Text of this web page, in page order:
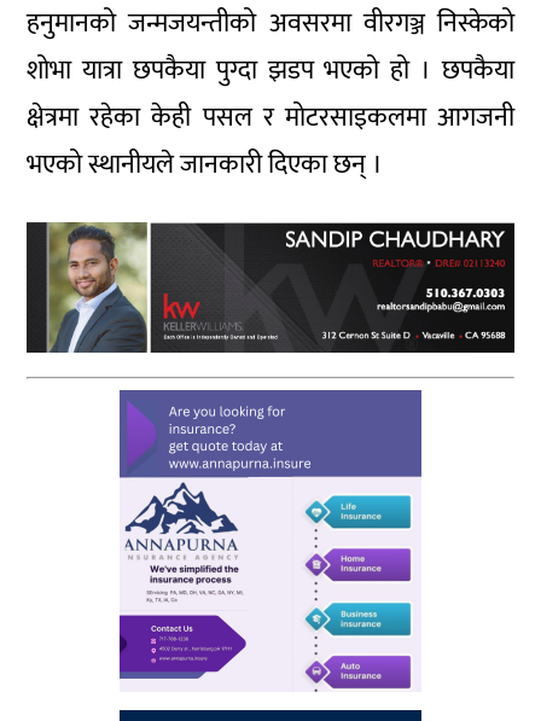
हनुमानको जन्मजयन्तीको अवसरमा वीरगञ्ज निस्केको
शोभा यात्रा छपकैया पुग्दा झडप भएको हो । छपकैया
क्षेत्रमा रहेका केही पसल र मोटरसाइकलमा आगजनी
भएको स्थानीयले जानकारी दिएका छन् ।